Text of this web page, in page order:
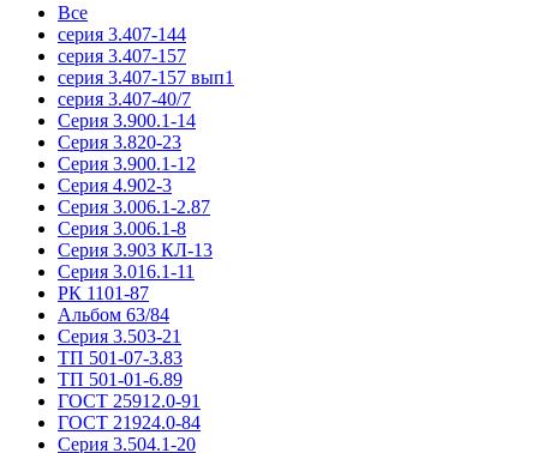
Все
серия 3.407-144
серия 3.407-157
серия 3.407-157 вып1
серия 3.407-40/7
Серия 3.900.1-14
Серия 3.820-23
Серия 3.900.1-12
Серия 4.902-3
Серия 3.006.1-2.87
Серия 3.006.1-8
Серия 3.903 КЛ-13
Серия 3.016.1-11
РК 1101-87
Альбом 63/84
Серия 3.503-21
ТП 501-07-3.83
ТП 501-01-6.89
ГОСТ 25912.0-91
ГОСТ 21924.0-84
Серия 3.504.1-20